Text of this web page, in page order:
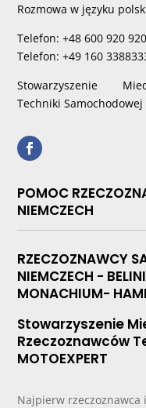
Rozmowa w języku
Telefon: +48 600 920 920
Telefon: +49 160
Stowarzyszenie
Techniki Samochodowej
POMOC
NIEMCZECH
RZECZOZNAWCY
NIEMCZECH -
MONACHIUM-
Stowarzyszenie
Rzeczoznawców
MOTOEXPERT
Najpierw rzeczoznawca